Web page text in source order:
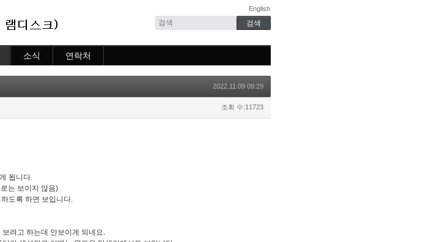
English
소식 연락처
2022.11.09 09:29
조회 수:11723
됩니다.
는 보이지 않음)
도록 하면 보입니다.
려고 하는데 안보이게 되네요.